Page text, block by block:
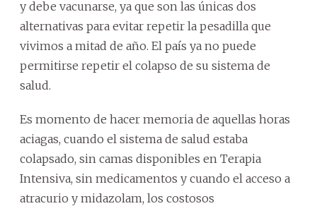
y debe vacunarse, ya que son las únicas dos
alternativas para evitar repetir la pesadilla que
vivimos a mitad de año. El país ya no puede
permitirse repetir el colapso de su sistema de
salud.
Es momento de hacer memoria de aquellas horas
aciagas, cuando el sistema de salud estaba
colapsado, sin camas disponibles en Terapia
Intensiva, sin medicamentos y cuando el acceso a
atracurio y midazolam, los costosos